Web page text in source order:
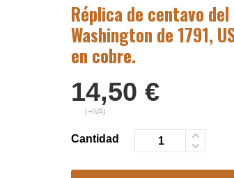
Réplica de centavo
Washington de 1791,
en cobre.
14,50€
(+IVA)
Cantidad